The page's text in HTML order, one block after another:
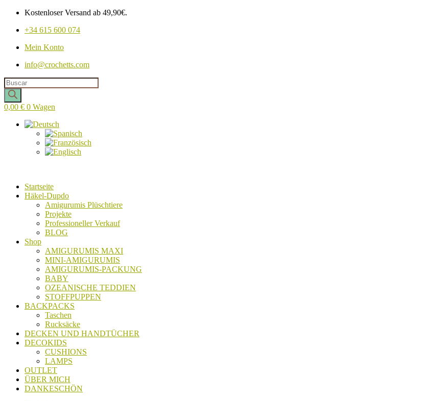
Kostenloser Versand ab 49,90€.
+34 615 600 074
Mein Konto
info@crochetts.com
Produkte
suchen
0,00 € 0 Wagen
Startseite
Häkel-Dupdo
Amigurumis Plüschtiere
Projekte
Professioneller Verkauf
BLOG
Shop
AMIGURUMIS MAXI
MINI-AMIGURUMIS
AMIGURUMIS-PACKUNG
BABY
OZEANISCHE TEDDIEN
STOFFPUPPEN
BACKPACKS
Taschen
Rucksäcke
DECKEN UND HANDTÜCHER
DECOKIDS
CUSHIONS
LAMPS
OUTLET
ÜBER MICH
DANKESCHÖN